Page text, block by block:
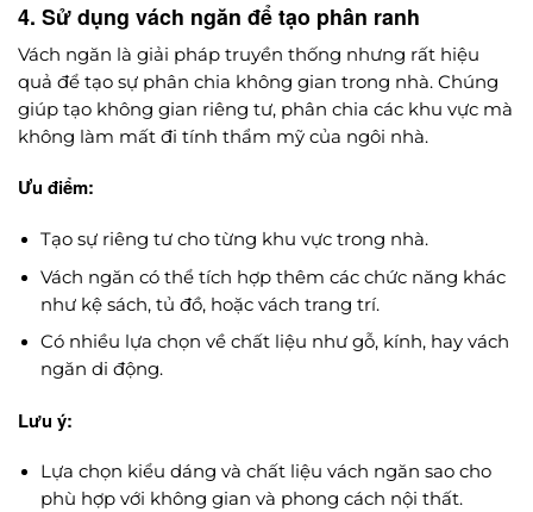
4. Sử dụng vách ngăn để tạo phân ranh
Vách ngăn là giải pháp truyền thống nhưng rất hiệu
quả để tạo sự phân chia không gian trong nhà. Chúng
giúp tạo không gian riêng tư, phân chia các khu vực mà
không làm mất đi tính thẩm mỹ của ngôi nhà.
Ưu điểm:
Tạo sự riêng tư cho từng khu vực trong nhà.
Vách ngăn có thể tích hợp thêm các chức năng khác
như kệ sách, tủ đồ, hoặc vách trang trí.
Có nhiều lựa chọn về chất liệu như gỗ, kính, hay vách
ngăn di động.
Lưu ý:
Lựa chọn kiểu dáng và chất liệu vách ngăn sao cho
phù hợp với không gian và phong cách nội thất.